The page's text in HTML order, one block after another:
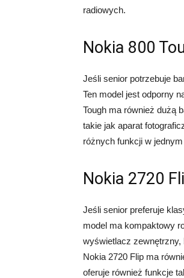
radiowych.
Nokia 800
Jeśli senior potrzebuje
Ten model jest odporny
Tough ma również dużą
takie jak aparat
różnych funkcji w
Nokia 2720
Jeśli senior preferuje
model ma kompaktowy
wyświetlacz zewnętrzny,
Nokia 2720 Flip ma
oferuje również funkcje